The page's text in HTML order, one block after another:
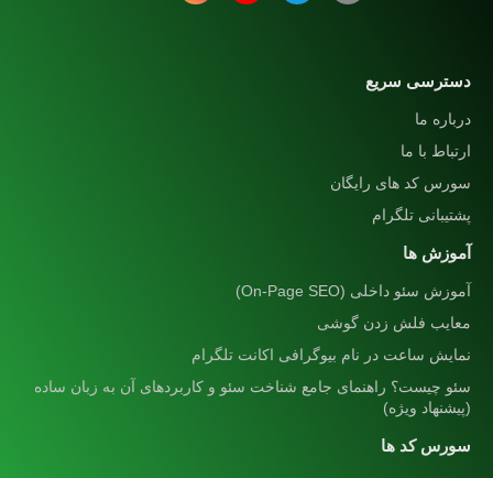
دسترسی سریع
درباره ما
ارتباط با ما
سورس کد های رایگان
پشتیبانی تلگرام
آموزش ها
آموزش سئو داخلی (On-Page SEO)
معایب فلش زدن گوشی
نمایش ساعت در نام بیوگرافی اکانت تلگرام
سئو چیست؟ راهنمای جامع شناخت سئو و کاربردهای آن به زبان ساده
(پیشنهاد ویژه)
سورس کد ها